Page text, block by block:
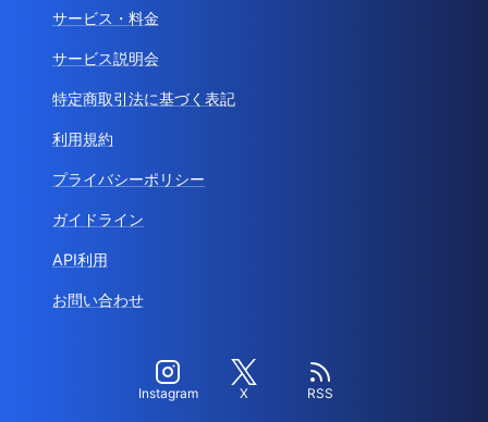
サービス・料金
サービス説明会
特定商取引法に基づく表記
利用規約
プライバシーポリシー
ガイドライン
API利用
お問い合わせ
Instagram X RSS